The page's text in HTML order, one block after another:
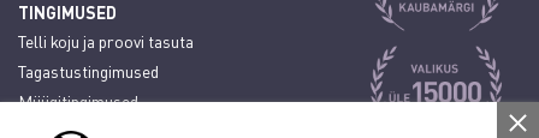
TINGIMUSED
Telli koju ja proovi tasuta
Tagastustingimused
Müügitingimused
Tarnetingimused